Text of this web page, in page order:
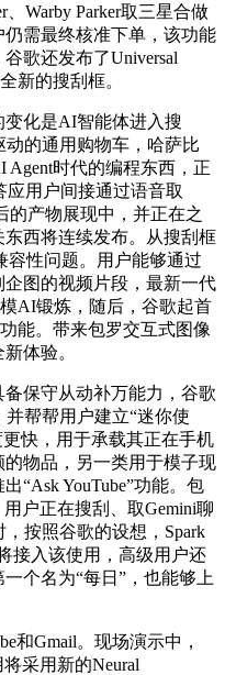
Warby Parker取三星合做
需最终核准下单，该功能
歌还发布了Universal
新的搜刮框。
化是AI智能体进入搜
的通用购物车，哈萨比
时代的编程东西，正
应用户间接通过语音取
的产物展现中，并正在之
西将连续发布。从搜刮框
容性问题。用户能够通过
图的视频片段，最新一代
AI锻炼，随后，谷歌起首
能。带来包罗交互式图像
体验。
保守从动补万能力，谷歌
帮帮用户建立“迷你使
更快，用于承载其正在手机
物品，另一类用于模子现
“Ask YouTube”功能。包
户正在搜刮、取Gemini聊
，按照谷歌的设想，Spark
接入该使用，高级用户还
个名为“每日”，也能够上
Gmail。现场演示中，
采用新的Neural